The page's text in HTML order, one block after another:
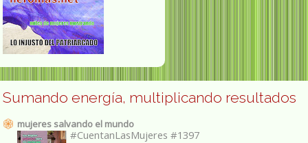
Sumando energía, multiplicando resultados
mujeres salvando el mundo
#CuentanLasMujeres #1397